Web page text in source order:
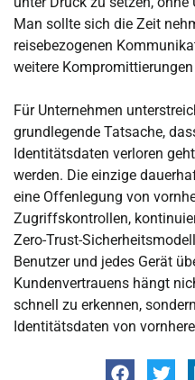
Man sollte sich die Zeit
reisebezogenen
weitere
Für Unternehmen
grundlegende Tatsache,
Identitätsdaten verloren
werden. Die einzige
eine Offenlegung von
Zugriffskontrollen,
Zero-Trust-
Benutzer und jedes Gerät
Kundenvertrauens hängt
schnell zu erkennen,
Identitätsdaten von